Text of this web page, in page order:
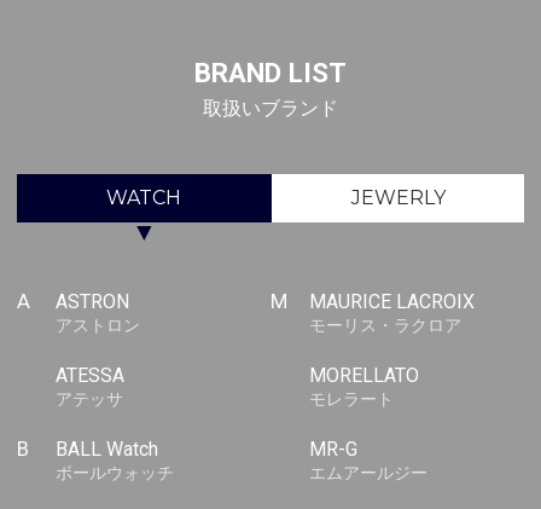
BRAND LIST
取扱いブランド
WATCH JEWERLY
▼
A ASTRON
アストロン
ATESSA
アテッサ
B BALL Watch
ボールウォッチ
M MAURICE LACROIX
モーリス・ラクロア
MORELLATO
モレラート
MR-G
エムアールジー